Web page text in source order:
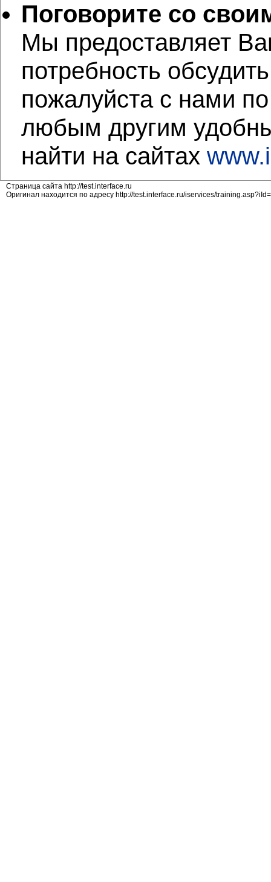
Поговорите со
Мы предоставляет
потребность
пожалуйста c нами
любым другим
найти на сайтах
Страница сайта http://test.interface.ru
Оригинал находится по адресу http://test.interface.ru/iservices/